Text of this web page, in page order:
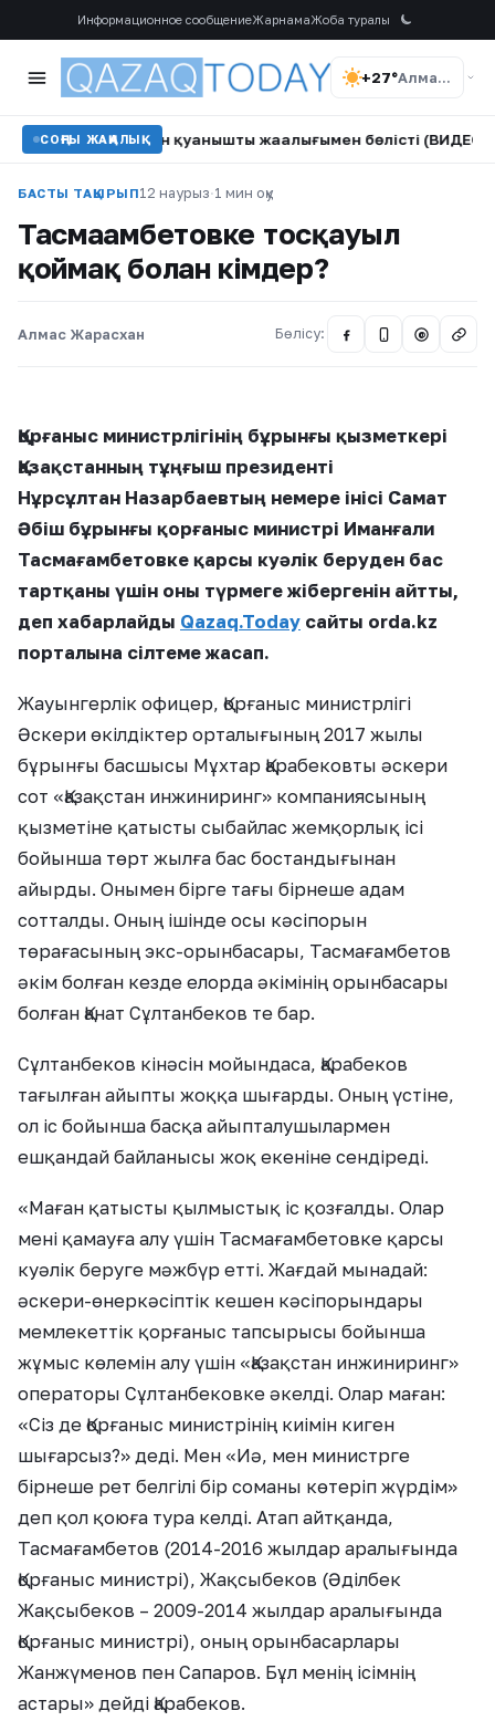
Информационное сообщениеЖарнамаЖоба туралы
+27° Алматы
СОҢҒЫ ЖАҢАЛЫҚ
Сәтжан қуанышты жаңалығымен бөлісті (ВИДЕО) •
БАСТЫ ТАҚЫРЫП12 наурыз·1 мин оқу
Тасмағамбетовке тосқауыл
қоймақ болған кімдер?
Алмас Жарасхан Бөлісу: @
Қорғаныс министрлігінің бұрынғы қызметкері
Қазақстанның тұңғыш президенті
Нұрсұлтан Назарбаевтың немере інісі Самат
Әбіш бұрынғы қорғаныс министрі Иманғали
Тасмағамбетовке қарсы куәлік беруден бас
тартқаны үшін оны түрмеге жібергенін айтты,
деп хабарлайды Qazaq.Today сайты orda.kz
порталына сілтеме жасап.
Жауынгерлік офицер, Қорғаныс министрлігі
Әскери өкілдіктер орталығының 2017 жылы
бұрынғы басшысы Мұхтар Қарабековты әскери
сот «Қазақстан инжиниринг» компаниясының
қызметіне қатысты сыбайлас жемқорлық ісі
бойынша төрт жылға бас бостандығынан
айырды. Онымен бірге тағы бірнеше адам
сотталды. Оның ішінде осы кәсіпорын
төрағасының экс-орынбасары, Тасмағамбетов
әкім болған кезде елорда әкімінің орынбасары
болған Қанат Сұлтанбеков те бар.
Сұлтанбеков кінәсін мойындаса, Қарабеков
тағылған айыпты жоққа шығарды. Оның үстіне,
ол іс бойынша басқа айыпталушылармен
ешқандай байланысы жоқ екеніне сендіреді.
«Маған қатысты қылмыстық іс қозғалды. Олар
мені қамауға алу үшін Тасмағамбетовке қарсы
куәлік беруге мәжбүр етті. Жағдай мынадай:
әскери-өнеркәсіптік кешен кәсіпорындары
мемлекеттік қорғаныс тапсырысы бойынша
жұмыс көлемін алу үшін «Қазақстан инжиниринг»
операторы Сұлтанбековке әкелді. Олар маған:
«Сіз де Қорғаныс министрінің киімін киген
шығарсыз?» деді. Мен «Иә, мен министрге
бірнеше рет белгілі бір соманы көтеріп жүрдім»
деп қол қоюға тура келді. Атап айтқанда,
Тасмағамбетов (2014-2016 жылдар аралығында
Қорғаныс министрі), Жақсыбеков (Әділбек
Жақсыбеков – 2009-2014 жылдар аралығында
Қорғаныс министрі), оның орынбасарлары
Жанжүменов пен Сапаров. Бұл менің ісімнің
астары» дейді Қарабеков.